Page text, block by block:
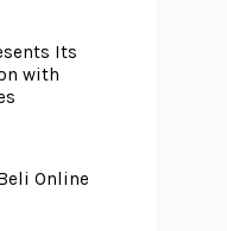
Its
with
Online